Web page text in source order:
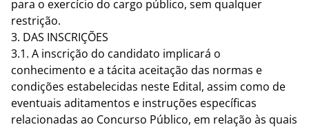
para o exercício do cargo público, sem qualquer
restrição.
3. DAS INSCRIÇÕES
3.1. A inscrição do candidato implicará o
conhecimento e a tácita aceitação das normas e
condições estabelecidas neste Edital, assim como de
eventuais aditamentos e instruções específicas
relacionadas ao Concurso Público, em relação às quais